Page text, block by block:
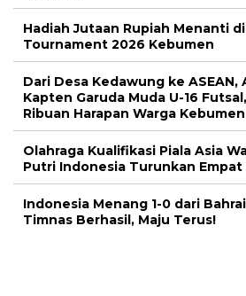
Hadiah Jutaan Rupiah Menanti
Tournament 2026 Kebumen
Dari Desa Kedawung ke ASEAN,
Kapten Garuda Muda U-16
Ribuan Harapan Warga Kebumen
Olahraga Kualifikasi Piala Asia
Putri Indonesia Turunkan Empat
Indonesia Menang 1-0 dari
Timnas Berhasil, Maju Terus!